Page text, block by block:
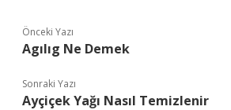
Önceki Yazı
Agılıg Ne Demek
Sonraki Yazı
Ayçiçek Yağı Nasıl Temizlenir